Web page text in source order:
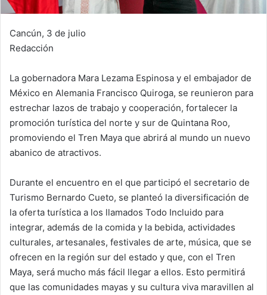
Cancún, 3 de julio
Redacción
La gobernadora Mara Lezama Espinosa y el embajador de
México en Alemania Francisco Quiroga, se reunieron para
estrechar lazos de trabajo y cooperación, fortalecer la
promoción turística del norte y sur de Quintana Roo,
promoviendo el Tren Maya que abrirá al mundo un nuevo
abanico de atractivos.
Durante el encuentro en el que participó el secretario de
Turismo Bernardo Cueto, se planteó la diversificación de
la oferta turística a los llamados Todo Incluido para
integrar, además de la comida y la bebida, actividades
culturales, artesanales, festivales de arte, música, que se
ofrecen en la región sur del estado y que, con el Tren
Maya, será mucho más fácil llegar a ellos. Esto permitirá
que las comunidades mayas y su cultura viva maravillen al